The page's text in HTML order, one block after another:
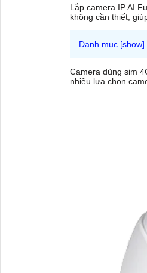
Lắp camera IP AI
không cần thiết,
Camera dùng sim
nhiều lựa chọn